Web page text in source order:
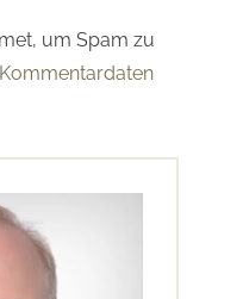
um Spam zu